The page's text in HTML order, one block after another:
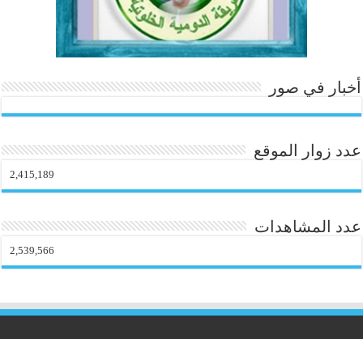
أخبار في صور
عدد زوار الموقع
2,415,189
عدد المشاهدات
2,539,566